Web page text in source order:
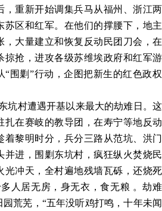
，重新开始调集兵马从福州、浙江两
苏区和红军。在他们的撑腰下，地主
，大量建立和恢复反动民团刀会，在
掠抢，进攻各级苏维埃政府和红军游
“围剿”行动，企图把新生的红色政权
坑村遭遇开基以来最大的劫难日。这
扎在赛岐的教导团，在寿宁等地反动
着黎明时分，兵分三路从范坑、洪门
并进，围剿东坑村，疯狂纵火焚烧民
光冲天，全村遍地残墙瓦砾，还烧死
人居无房，身无衣，食无粮 。劫难
荒芜，“五年没听鸡打鸣，十年未闻